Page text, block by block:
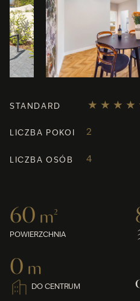
STANDARD
LICZBA POKOI 2
LICZBA OSÓB 4
60 m2
POWIERZCHNIA
0 m
DO CENTRUM